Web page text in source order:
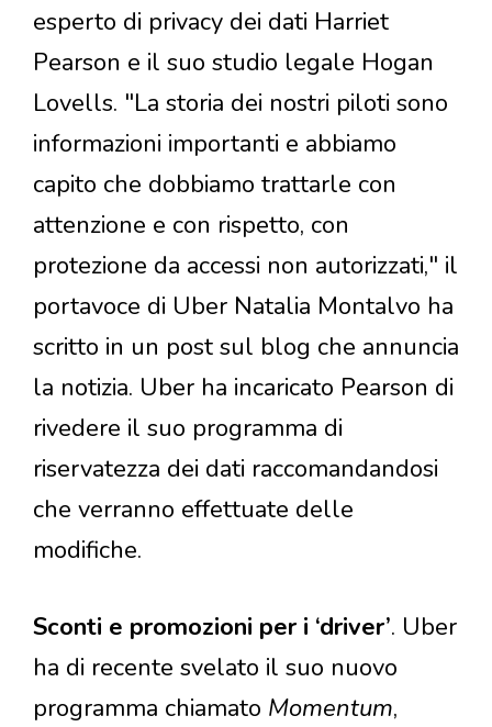
esperto di privacy dei dati Harriet
Pearson e il suo studio legale Hogan
Lovells. "La storia dei nostri piloti sono
informazioni importanti e abbiamo
capito che dobbiamo trattarle con
attenzione e con rispetto, con
protezione da accessi non autorizzati," il
portavoce di Uber Natalia Montalvo ha
scritto in un post sul blog che annuncia
la notizia. Uber ha incaricato Pearson di
rivedere il suo programma di
riservatezza dei dati raccomandandosi
che verranno effettuate delle
modifiche.
Sconti e promozioni per i ‘driver’. Uber
ha di recente svelato il suo nuovo
programma chiamato Momentum,